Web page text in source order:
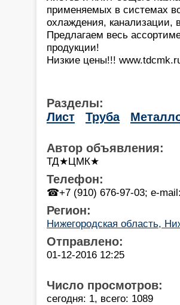
применяемых в системах
охлаждения, канализации,
Предлагаем весь
продукции!
Низкие цены!!!
Разделы:
Лист
Труба
Автор объявления:
ТД★ЦМК★
Телефон:
☎+7 (910) 676-97-03; e-
Регион:
Нижегородская область,
Отправлено:
01-12-2016 12:25
Число просмотров:
сегодня: 1, всего: 1089